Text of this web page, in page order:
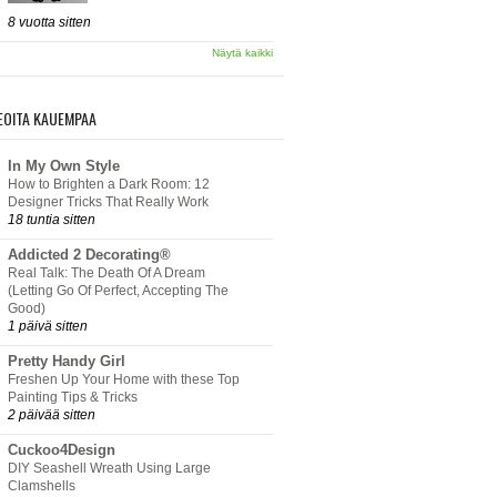
8 vuotta sitten
Näytä kaikki
KAUEMPAA
In My Own Style
How to Brighten a Dark Room: 12
Designer Tricks That Really Work
18 tuntia sitten
Addicted 2 Decorating®
Real Talk: The Death Of A Dream
(Letting Go Of Perfect, Accepting The
Good)
1 päivä sitten
Pretty Handy Girl
Freshen Up Your Home with these Top
Painting Tips & Tricks
2 päivää sitten
Cuckoo4Design
DIY Seashell Wreath Using Large
Clamshells